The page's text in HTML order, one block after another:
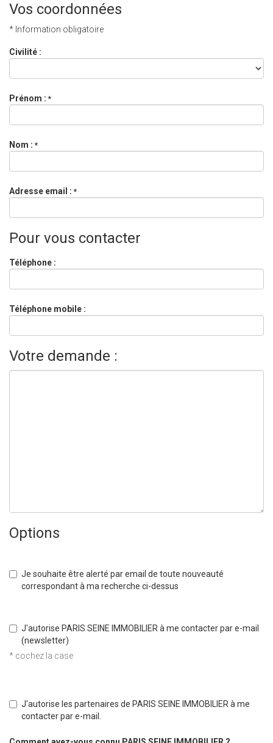
Vos coordonnées
* Information obligatoire
Civilité :
Prénom : *
Nom : *
Adresse email : *
Pour vous contacter
Téléphone :
Téléphone mobile :
Votre demande :
Options
Je souhaite être alerté par email de toute nouveauté
correspondant à ma recherche ci-dessus
J'autorise PARIS SEINE IMMOBILIER à me contacter par e-mail
(newsletter)
* cochez la case
J'autorise les partenaires de PARIS SEINE IMMOBILIER à me
contacter par e-mail.